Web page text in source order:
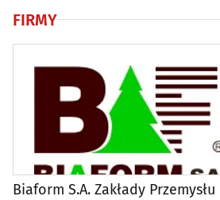
FIRMY
Biaform S.A. Zakłady Przemysłu